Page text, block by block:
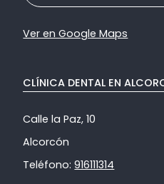
Ver en Google Maps
CLÍNICA DENTAL EN
Calle la Paz, 10
Alcorcón
Teléfono:916111314